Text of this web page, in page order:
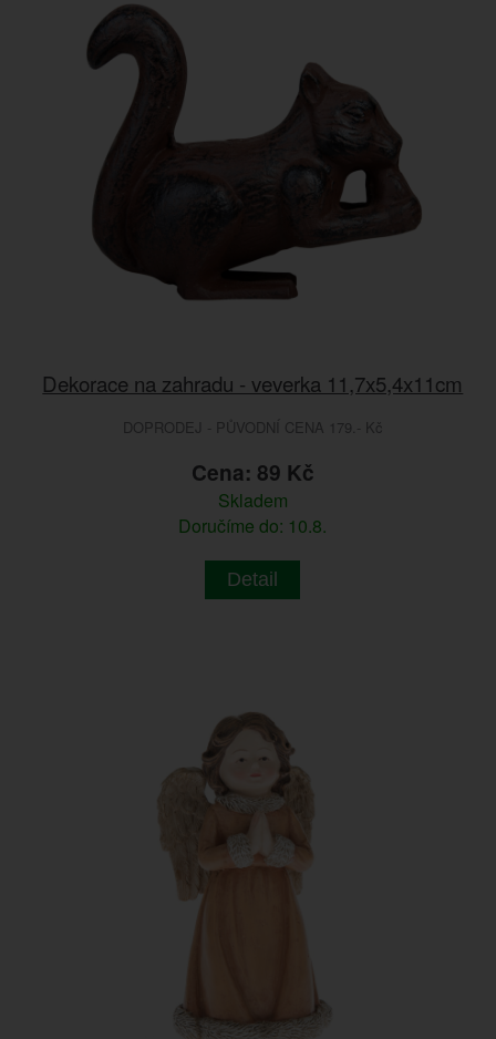
Dekorace na zahradu - veverka 11,7x5,4x11cm
DOPRODEJ - PŮVODNÍ CENA 179.- Kč
Cena: 89 Kč
Skladem
Doručíme do: 10.8.
Detail